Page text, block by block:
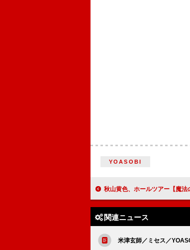
YOASOBI
秋山黄色、ホールツアー【魔法
関連ニュース
米津玄師／ミセス／